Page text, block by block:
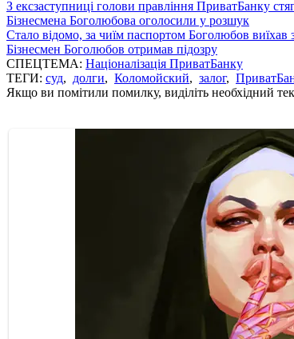
З ексзаступниці голови правління ПриватБанку
Бізнесмена Боголюбова оголосили у розшук
Стало відомо, за чиїм паспортом Боголюбов виїхав
Бізнесмен Боголюбов отримав підозру
СПЕЦТЕМА: Націоналізація ПриватБанку
ТЕГИ: суд, долги, Коломойский, залог,
Якщо ви помітили помилку, виділіть необхідний